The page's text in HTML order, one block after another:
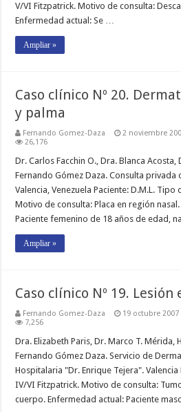
V/VI Fitzpatrick. Motivo de consulta:
Enfermedad actual: Se …
Ampliar »
Caso clínico Nº 20.
y palma
Fernando Gomez-Daza 2 noviembre
26,176
Dr. Carlos Facchin O., Dra. Blanca Acosta,
Fernando Gómez Daza. Consulta privada
Valencia, Venezuela Paciente: D.M.L.
Motivo de consulta: Placa en región
Paciente femenino de 18 años de edad,
Ampliar »
Caso clínico Nº 19.
Fernando Gomez-Daza 19 octubre 2007
7,256
Dra. Elizabeth Paris, Dr. Marco T. Mérida,
Fernando Gómez Daza. Servicio de
Hospitalaria "Dr. Enrique Tejera".
IV/VI Fitzpatrick. Motivo de consulta:
cuerpo. Enfermedad actual: Paciente